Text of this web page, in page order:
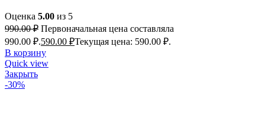
Оценка 5.00 из 5
990.00₽ Первоначальная цена составляла
990.00 ₽.590.00 ₽Текущая цена: 590.00 ₽.
В корзину
Quick view
Закрыть
-30%